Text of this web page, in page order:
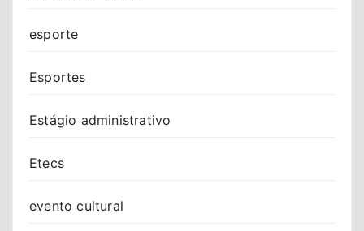
esporte
Esportes
Estágio administrativo
Etecs
evento cultural